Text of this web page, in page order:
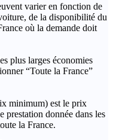
varier en fonction de
de la disponibilité du
où la demande doit
plus larges économies
“Toute la France”
minimum) est le prix
prestation donnée dans les
la France.